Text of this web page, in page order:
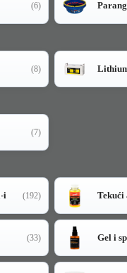
(6)
(8)
(7)
i (192)
(33) Gel i